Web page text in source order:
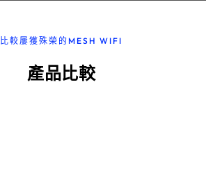
比較屢獲殊榮的MESH WIFI
產品比較